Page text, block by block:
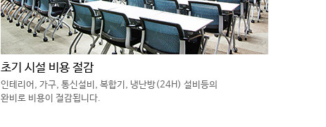
초기 시설 비용 절감
인테리어, 가구, 통신설비, 복합기, 냉난방(24H) 설비등의
완비로 비용이 절감됩니다.